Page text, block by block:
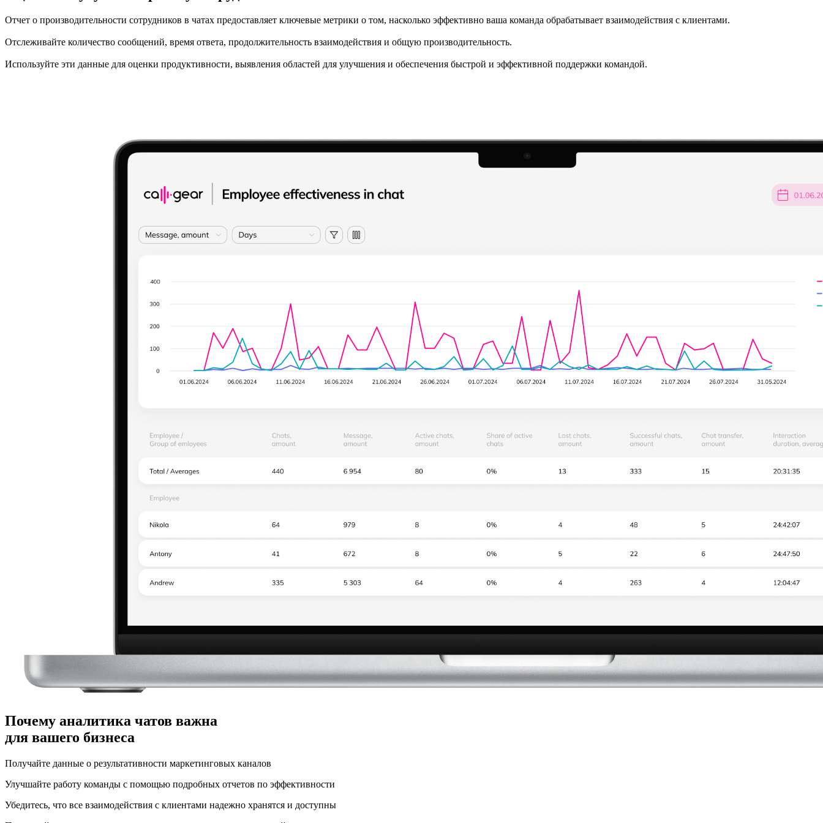
Отчет о производительности сотрудников в чатах предоставляет ключевые метрики о том, насколько эффективно ваша команда обрабатывает взаимодействия с клиентами.
Отслеживайте количество сообщений, время ответа, продолжительность взаимодействия и общую производительность.
Используйте эти данные для оценки продуктивности, выявления областей для улучшения и обеспечения быстрой и эффективной поддержки командой.
Почему аналитика чатов важна
для вашего бизнеса
Получайте данные о результативности маркетинговых каналов
Улучшайте работу команды с помощью подробных отчетов по эффективности
Убедитесь, что все взаимодействия с клиентами надежно хранятся и доступны